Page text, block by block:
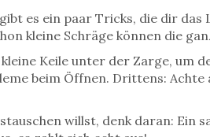
es ein paar Tricks, die dir
kleine Schräge können die
Keile unter der Zarge, um
beim Öffnen. Drittens:
willst, denk daran: